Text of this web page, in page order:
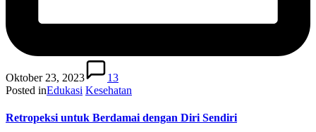
Oktober 23, 2023
13
Posted inEdukasi Kesehatan
Retropeksi untuk Berdamai dengan Diri Sendiri